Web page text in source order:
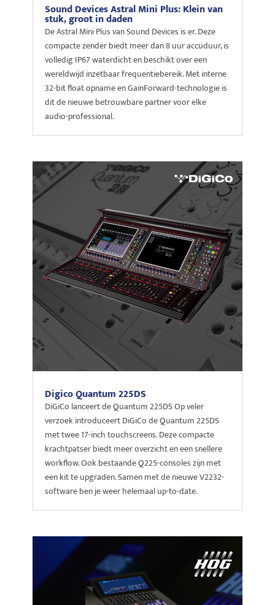
Sound Devices Astral Mini Plus: Klein van
stuk, groot in daden
De Astral Mini Plus van Sound Devices is er. Deze
compacte zender biedt meer dan 8 uur accuduur, is
volledig IP67 waterdicht en beschikt over een
wereldwijd inzetbaar frequentiebereik. Met interne
32-bit float opname en GainForward-technologie is
dit de nieuwe betrouwbare partner voor elke
audio-professional.
Digico Quantum 225DS
DiGiCo lanceert de Quantum 225DS Op veler
verzoek introduceert DiGiCo de Quantum 225DS
met twee 17-inch touchscreens. Deze compacte
krachtpatser biedt meer overzicht en een snellere
workflow. Ook bestaande Q225-consoles zijn met
een kit te upgraden. Samen met de nieuwe V2232-
software ben je weer helemaal up-to-date.